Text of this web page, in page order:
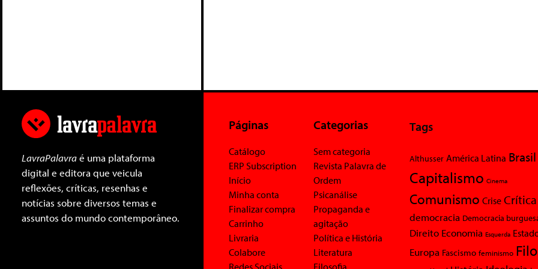
LavraPalavraé uma plataforma
digital e editora que veicula
reflexões, críticas, resenhas e
notícias sobre diversos temas e
assuntos do mundo contemporâneo.
Páginas
Catálogo
ERP Subscription
Início
Minha conta
Finalizar compra
Carrinho
Livraria
Colabore
Categorias
Sem categoria
Revista Palavra de
Ordem
Psicanálise
Propaganda e
agitação
Política e História
Literatura
Tags
Althusser América Latina Brasil
Capitalismo Cinema
Comunismo Crise Crítica
democracia Democracia
Direito Economia Esquerda
Europa Fascismo feminismo